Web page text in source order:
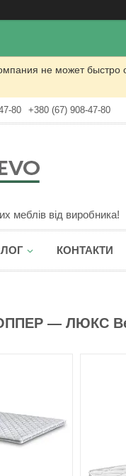
не может быстро
80 +380 (67) 908-47-80
меблів від виробника!
КОНТАКТИ
— ЛЮКС